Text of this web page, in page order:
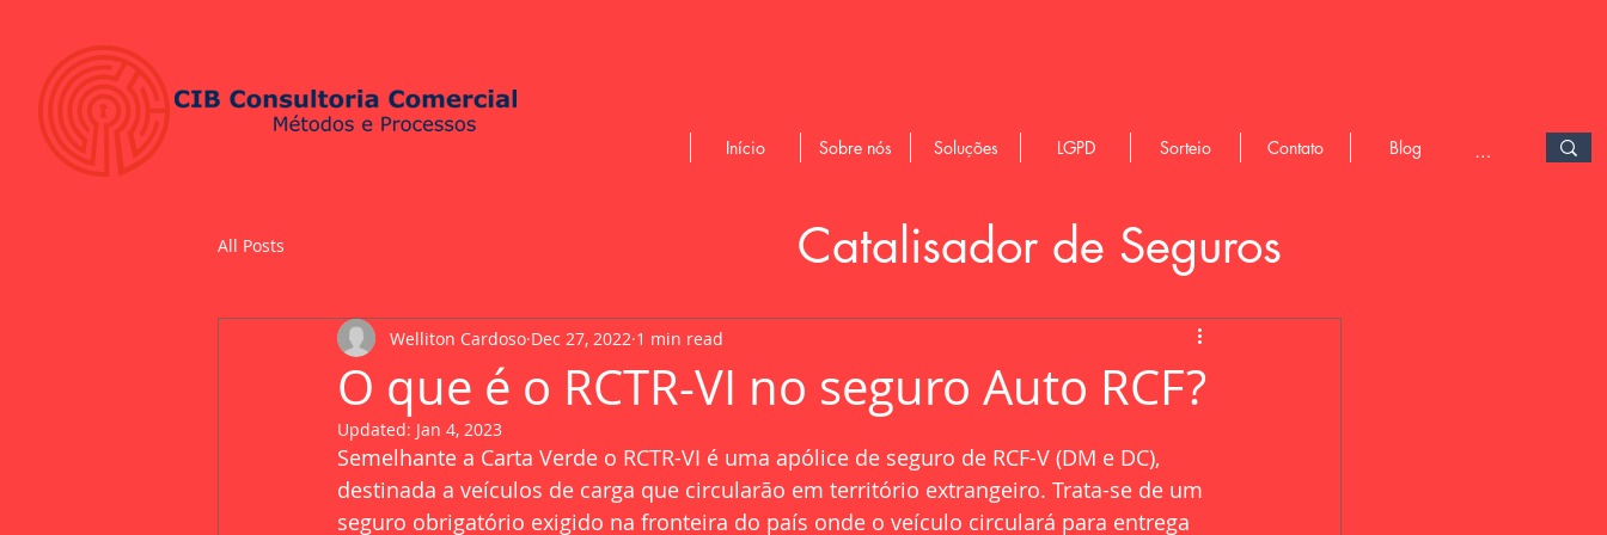
Início Sobre nós Soluções LGPD Sorteio Contato Blog
All Posts
O que é o RCTR-VI no seguro Auto RCF?
Welliton Cardoso Dec 27, 2022 1 min read
Updated: Jan 4, 2023
Semelhante a Carta Verde o RCTR-VI é uma apólice de seguro de RCF-V (DM e DC),
destinada a veículos de carga que circularão em território extrangeiro. Trata-se de um
seguro obrigatório exigido na fronteira do país onde o veículo circulará para entrega
Catalisador de Seguros